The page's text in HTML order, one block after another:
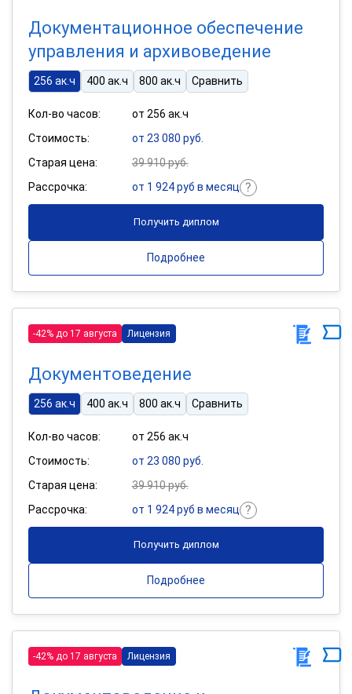
Документационное обеспечение
управления и архивоведение
256 ак.ч 400 ак.ч 800 ак.ч Сравнить
Кол-во часов:
от 256 ак.ч
Стоимость:
от 23 080 руб.
Старая цена:
39 910 руб.
Рассрочка:
от 1 924 руб в месяц
Получить диплом
Подробнее
-42% до 17 августа Лицензия
Документоведение
256 ак.ч 400 ак.ч 800 ак.ч Сравнить
Кол-во часов:
от 256 ак.ч
Стоимость:
от 23 080 руб.
Старая цена:
39 910 руб.
Рассрочка:
от 1 924 руб в месяц
Получить диплом
Подробнее
-42% до 17 августа Лицензия